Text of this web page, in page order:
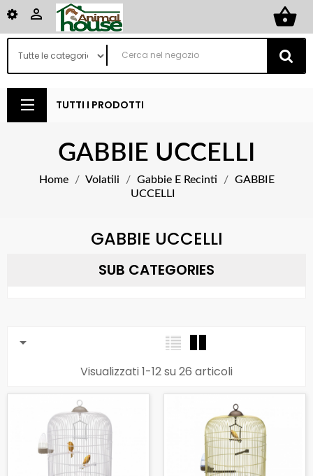
shopping_basket

TUTTI I PRODOTTI
GABBIE UCCELLI
Home Volatili Gabbie E Recinti
GABBIE
UCCELLI
GABBIE UCCELLI
SUB CATEGORIES

Visualizzati 1-12 su 26 articoli